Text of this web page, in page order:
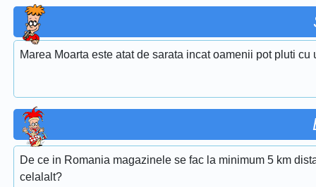
Marea Moarta este atat de sarata incat oamenii pot pluti cu
De ce in Romania magazinele se fac la minimum 5 km
celalalt?